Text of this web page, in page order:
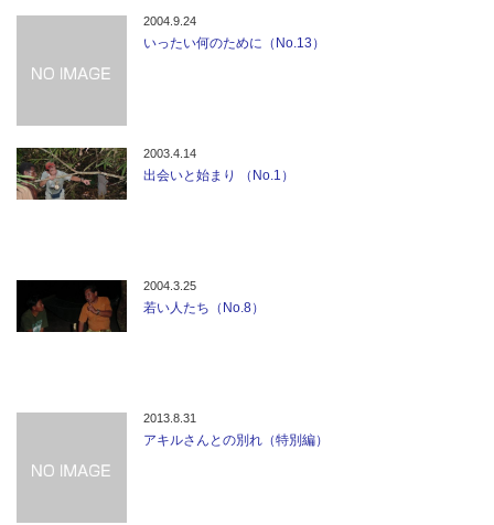
2004.9.24
いったい何のために（No.13）
2003.4.14
出会いと始まり （No.1）
2004.3.25
若い人たち（No.8）
2013.8.31
アキルさんとの別れ（特別編）